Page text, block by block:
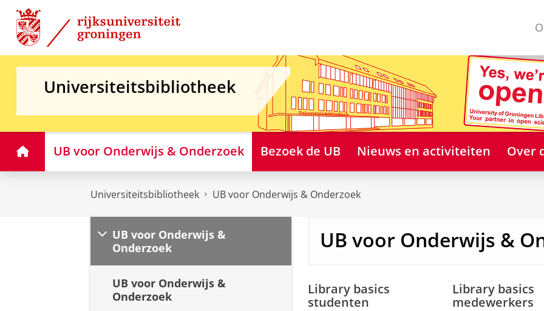
Skip
Content
Skip
Navigation
Universiteitsbibliotheek
HomeUB voor Onderwijs & Onderzoek Bezoek de UB Nieuws en activiteiten Over
Universiteitsbibliotheek UB voor Onderwijs & Onderzoek
UB voor Onderwijs &
Onderzoek
UB voor Onderwijs &
Onderzoek
UB voor Onderwijs &
Library basics
studenten
Library basics
medewerkers